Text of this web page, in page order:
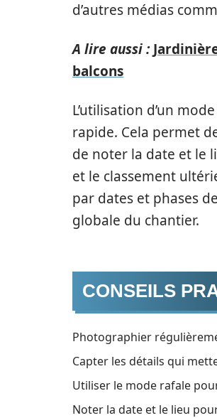
d’autres médias
A lire aussi :
balcons
L’utilisation d’un
rapide. Cela permet
de noter la date et le
et le classement
par dates et phases
globale du chantier.
CONSEILS
Photographier
Capter les détails qui
Utiliser le mode rafale
Noter la date et le lieu